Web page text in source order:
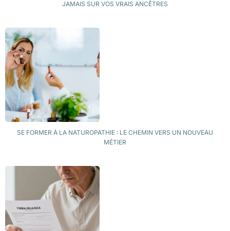
JAMAIS SUR VOS VRAIS ANCÊTRES
SE FORMER À LA NATUROPATHIE : LE CHEMIN VERS UN NOUVEAU
MÉTIER